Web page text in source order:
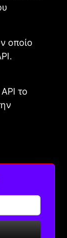
οποίο
το